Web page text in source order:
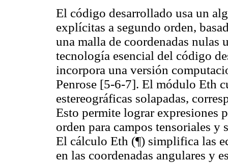
El código desarrollado usa un
explícitas a segundo orden,
una malla de coordenadas
tecnología esencial del código
incorpora una versión
Penrose [5-6-7]. El módulo Eth
estereográficas solapadas,
Esto permite lograr expresiones
orden para campos tensoriales y
El cálculo Eth (¶) simplifica las
en las coordenadas angulares y